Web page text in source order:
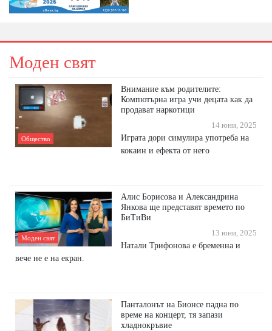
Моден свят
Общество
Внимание към родителите:
Компютърна игра учи децата как да
продават наркотици
14 юни, 2025
Играта дори симулира употреба на
кокаин и ефекта от него
Моден свят
Алис Борисова и Александрина
Янкова ще представят времето по
БиТиВи
13 юни, 2025
Натали Трифонова е бременна и
вече не е на екран.
Панталонът на Бионсе падна по
време на концерт, тя запази
хладнокръвие